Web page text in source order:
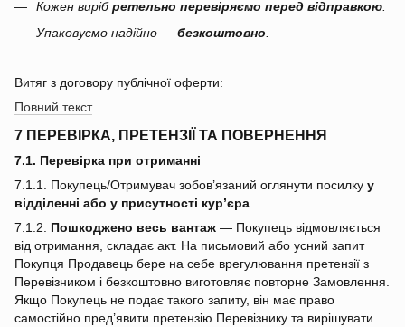
Кожен вирібретельно перевіряємо перед відправкою.
Упаковуємо надійно — безкоштовно
Витяг з договору публічної оферти:
Повний текст
7 ПЕРЕВІРКА, ПРЕТЕНЗІЇ ТА ПОВЕРНЕННЯ
7.1. Перевірка при отриманні
7.1.1. Покупець/Отримувач зобов’язаний оглянути посилку у
відділенні або у присутності кур’єра
7.1.2. Пошкоджено весь вантаж — Покупець відмовляється
від отримання, складає акт. На письмовий або усний запит
Покупця Продавець бере на себе врегулювання претензії з
Перевізником і безкоштовно виготовляє повторне Замовлення.
Якщо Покупець не подає такого запиту, він має право
самостійно пред’явити претензію Перевізнику та вирішувати